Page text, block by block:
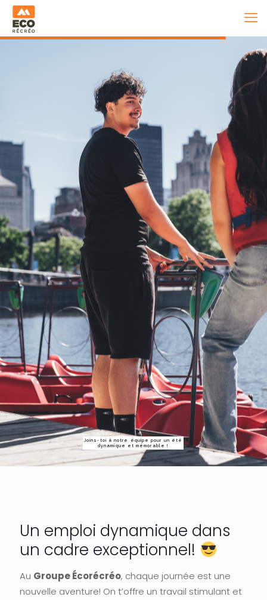
Joins-toi à notre équipe pour un été
dynamique et mémorable !
Un emploi dynamique dans
un cadre exceptionnel!
Au Groupe Écorécréo, chaque journée est une
nouvelle aventure! On t’offre un travail stimulant et